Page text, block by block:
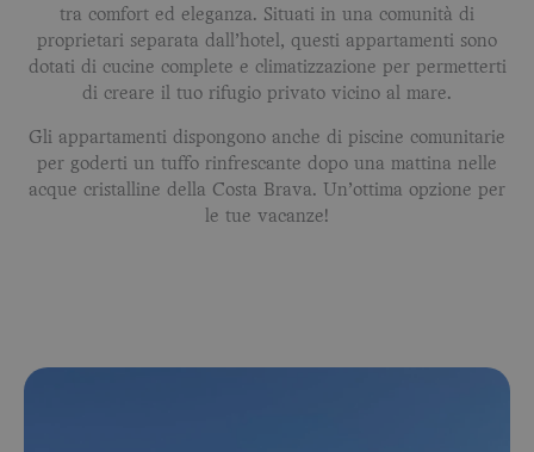
tra comfort ed eleganza. Situati in una comunità di
proprietari separata dall’hotel, questi appartamenti sono
dotati di cucine complete e climatizzazione per permetterti
di creare il tuo rifugio privato vicino al mare.
Gli appartamenti dispongono anche di piscine comunitarie
per goderti un tuffo rinfrescante dopo una mattina nelle
acque cristalline della Costa Brava. Un’ottima opzione per
le tue vacanze!